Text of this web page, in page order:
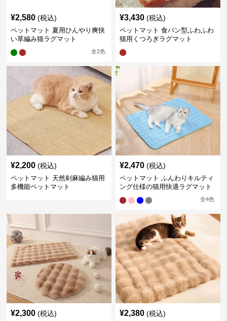
¥2,580 (税込)
ペットマット 夏用ひんやり爽快
い草編み猫ラグマット
全2色
¥3,430 (税込)
ペットマット 食パン型ふわふわ
猫用くつろぎラグマット
¥2,200 (税込)
ペットマット 天然剣麻編み猫用
多機能ペットマット
¥2,470 (税込)
ペットマット ふんわりキルティ
ング仕様の猫用快適ラグマット
全4色
¥2,300 (税込) ¥2,380 (税込)